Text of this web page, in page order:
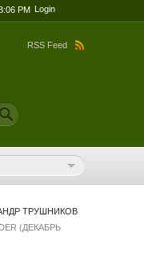
PM Login
RSS Feed
ТРУШНИКОВ
(ДЕКАБРЬ